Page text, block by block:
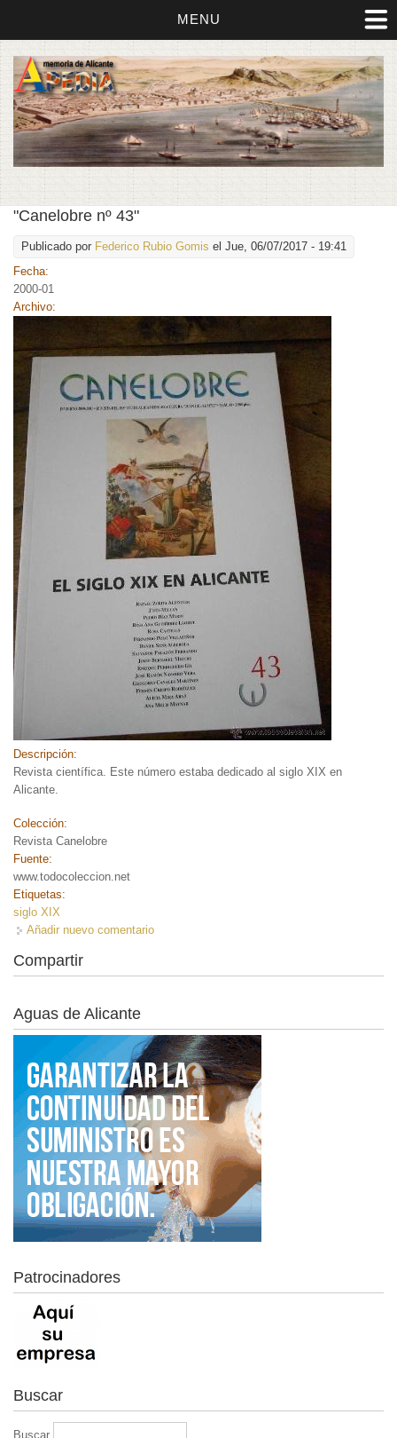
MENU
"Canelobre nº 43"
Publicado por Federico Rubio Gomis el Jue, 06/07/2017 - 19:41
Fecha:
2000-01
Archivo:
Descripción:
Revista científica. Este número estaba dedicado al siglo XIX en
Alicante.
Colección:
Revista Canelobre
Fuente:
www.todocoleccion.net
Etiquetas:
siglo XIX
Añadir nuevo comentario
Compartir
Aguas de Alicante
Patrocinadores
Buscar
Buscar